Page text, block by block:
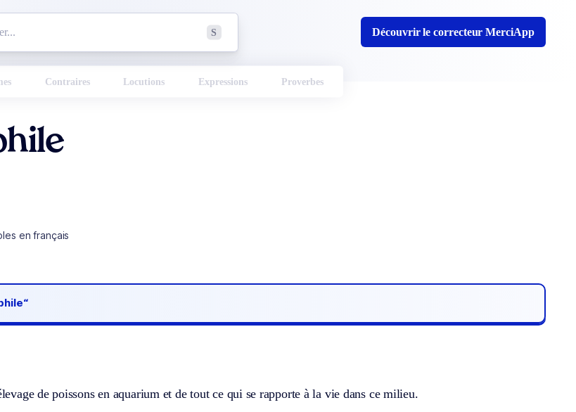
S Découvrir le correcteur MerciApp
Contraires Locutions Expressions Proverbes
en français
de poissons en aquarium et de tout ce qui se rapporte à la vie dans ce milieu.